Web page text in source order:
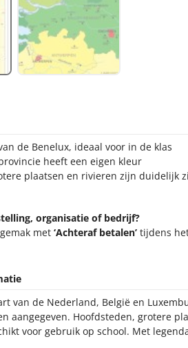
de Benelux, ideaal voor in de klas
heeft een eigen kleur
plaatsen en rivieren zijn duidelijk
organisatie of bedrijf?
met‘Achteraf betalen’ tijdens
van de Nederland, België en
aangegeven. Hoofdsteden, grotere
voor gebruik op school. Met